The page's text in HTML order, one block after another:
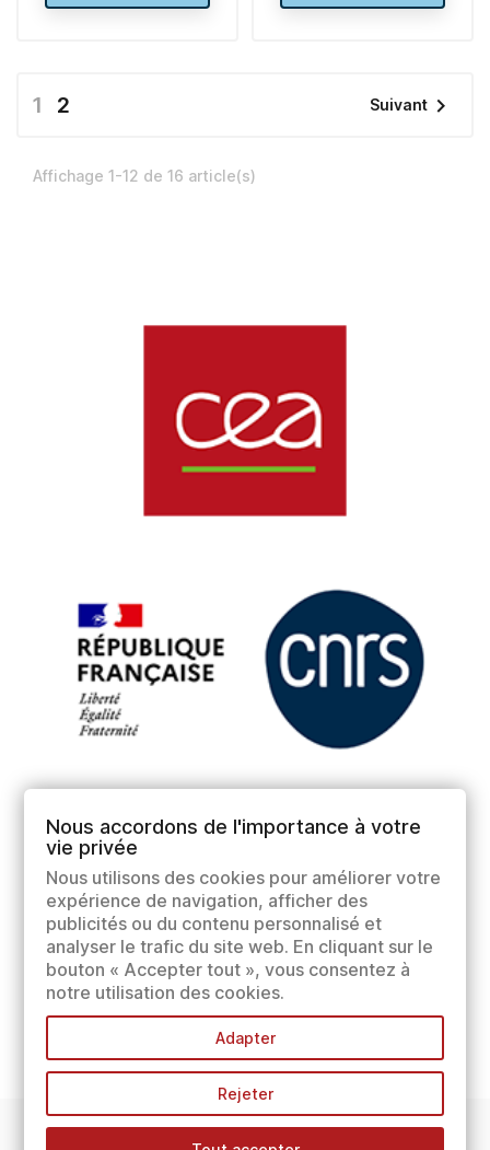
1 2 Suivant 
Affichage 1-12 de 16 article(s)
Nous accordons de l'importance à votre
vie privée
Nous utilisons des cookies pour améliorer votre
expérience de navigation, afficher des
publicités ou du contenu personnalisé et
analyser le trafic du site web. En cliquant sur le
bouton « Accepter tout », vous consentez à
notre utilisation des cookies.
Adapter
Rejeter